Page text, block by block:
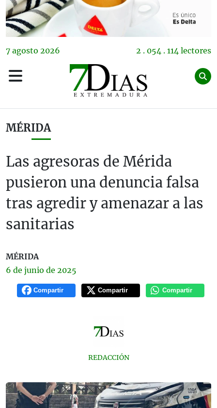
7 agosto 2026 2 . 054 . 114 lectores
MÉRIDA
Las agresoras de Mérida
pusieron una denuncia falsa
tras agredir y amenazar a las
sanitarias
MÉRIDA
6 de junio de 2025
Compartir Compartir Compartir
REDACCIÓN